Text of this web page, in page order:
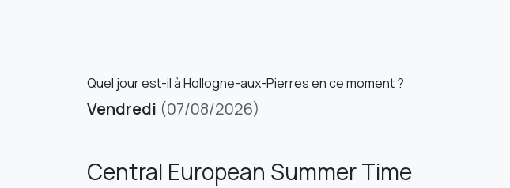
Quel jour est-il à Hollogne-aux-Pierres en ce moment ?
Vendredi (07/08/2026)
Central European Summer Time